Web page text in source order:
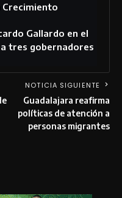
Crecimiento
Gallardo en el
tres gobernadores
NOTICIA SIGUIENTE
Guadalajara reafirma
políticas de atención a
personas migrantes